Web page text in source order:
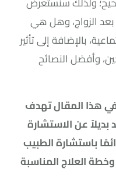
بعد الزواج، وهل هي
بالإضافة إلى تأثير
وأفضل النصائح
هذا المقال تهدف
بديلاً عن الاستشارة
باستشارة الطبيب
العلاج المناسبة